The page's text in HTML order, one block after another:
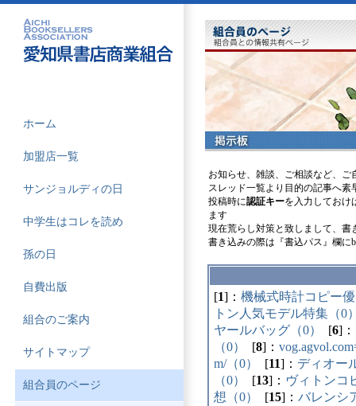
お知らせ、雑談、ご相談など、ご
スレッド一覧より目的の記事へ素
投稿時に認証キーを入力しておけ
ます
現在荒らし対策と致しまして、
書き込みの際は『書込パス』欄に
[1]： 機械式時計コピー
トン人気モデル特集（0
ヤールバッグ（0）
[6]：
（0）
[8]：
m/（0）
[11]： ディオー
（0）
[13]： ヴィトンコ
想（0）
[15]： バレンシ
ホーム
加盟店一覧
サンジョルディの日
中学生はコレを読め
孫の日
自費出版
組合のご案内
サイトマップ
組合員のページ